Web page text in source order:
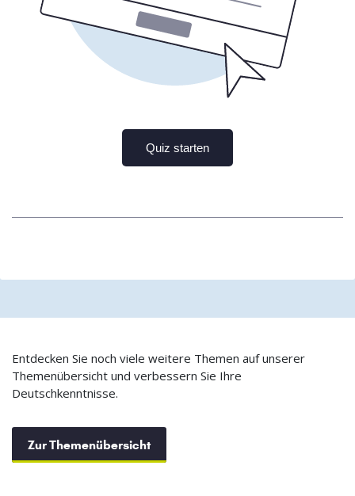
Entdecken Sie noch viele weitere Themen auf unserer
Themenübersicht und verbessern Sie Ihre
Deutschkenntnisse.
Zur Themenübersicht